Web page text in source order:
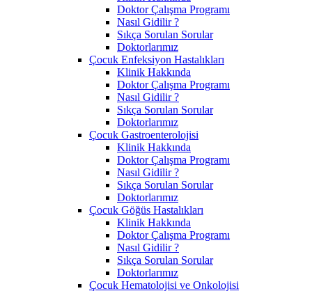
Doktor Çalışma Programı
Nasıl Gidilir ?
Sıkça Sorulan Sorular
Doktorlarımız
Çocuk Enfeksiyon Hastalıkları
Klinik Hakkında
Doktor Çalışma Programı
Nasıl Gidilir ?
Sıkça Sorulan Sorular
Doktorlarımız
Çocuk Gastroenterolojisi
Klinik Hakkında
Doktor Çalışma Programı
Nasıl Gidilir ?
Sıkça Sorulan Sorular
Doktorlarımız
Çocuk Göğüs Hastalıkları
Klinik Hakkında
Doktor Çalışma Programı
Nasıl Gidilir ?
Sıkça Sorulan Sorular
Doktorlarımız
Çocuk Hematolojisi ve Onkolojisi